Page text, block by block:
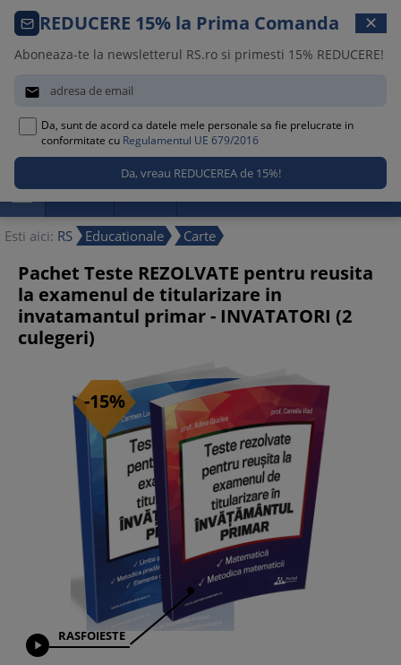
Comanda telefonica · 021 209 45 12

 Promotii Noutati Reduceri
Esti aici: RS Educationale Carte
REDUCERE 15% la Prima Comanda ✕
Aboneaza-te la newsletterul RS.ro si primesti 15% REDUCERE!

Da, sunt de acord ca datele mele personale sa fie prelucrate in
conformitate cu Regulamentul UE 679/2016
Pachet Teste REZOLVATE pentru reusita
la examenul de titularizare in
invatamantul primar - INVATATORI (2
culegeri)
-15%

RASFOIESTE